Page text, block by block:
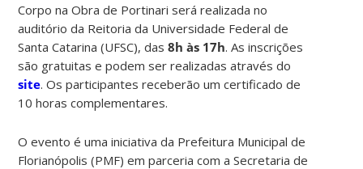
Corpo na Obra de Portinari será realizada no
auditório da Reitoria da Universidade Federal de
Santa Catarina (UFSC), das8h às 17h. As inscrições
são gratuitas e podem ser realizadas através do
site. Os participantes receberão um certificado de
10 horas complementares.
O evento é uma iniciativa da Prefeitura Municipal de
Florianópolis (PMF) em parceria com a Secretaria de